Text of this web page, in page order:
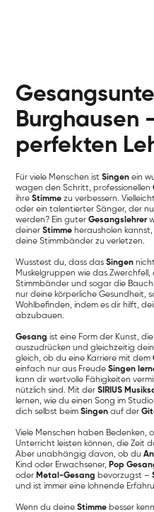
Burghausen
perfekten
Für viele Menschen istSingen ein
wagen den Schritt, professionellen
ihreStimme zu verbessern.
oder ein talentierter Sänger, der
werden? Ein guterGesangslehrer
deinerStimme herausholen
deine Stimmbänder zu verletzen.
Wusstest du, dass dasSingen
Muskelgruppen wie das
Stimmbänder und sogar die
nur deine körperliche Gesundheit,
Wohlbefinden, indem es dir hilft,
abzubauen.
Gesang ist eine Form der Kunst,
auszudrücken und gleichzeitig
gleich, ob du eine Karriere mit dem
einfach nur aus FreudeSingen
kann dir wertvolle Fähigkeiten
nützlich sind. Mit derSIRIUS
lernen, wie du einen Song im
dich selbst beimSingen auf der
Viele Menschen haben Bedenken,
Unterricht leisten können, die Zeit
Aber unabhängig davon, ob du
Kind oder Erwachsener, Pop
oder Metal-Gesang bevorzugst –
und ist immer eine lohnende
Wenn du deineStimme besser